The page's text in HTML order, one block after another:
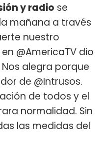
y radio se
mañana a través
nuestro
@AmericaTV dio
alegra porque
de @Intrusos.
de todos y el
normalidad. Sin
las medidas del